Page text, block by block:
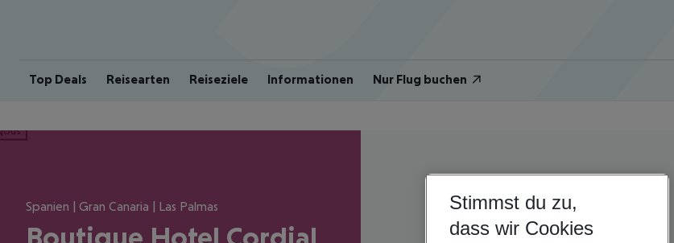
Top Deals Reisearten Reiseziele Informationen Nur Flug buchen
Spanien | Gran Canaria | Las Palmas
Stimmst du zu,
dass wir Cookies